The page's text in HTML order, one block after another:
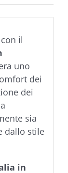
il
uno
dei
dei
sia
dallo stile
in